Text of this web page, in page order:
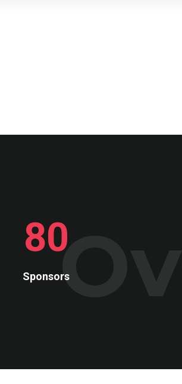
80
Sponsors